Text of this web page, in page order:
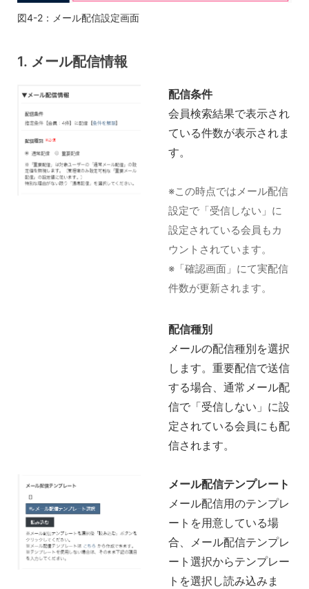
図4-2：メール配信設定画面
1. メール配信情報
配信条件
会員検索結果で表示され
ている件数が表示されま
す。
※この時点ではメール配信
設定で「受信しない」に
設定されている会員もカ
ウントされています。
※「確認画面」にて実配信
件数が更新されます。
配信種別
メールの配信種別を選択
します。重要配信で送信
する場合、通常メール配
信で「受信しない」に設
定されている会員にも配
信されます。
メール配信テンプレート
メール配信用のテンプレ
ートを用意している場
合、メール配信テンプレ
ート選択からテンプレー
トを選択し読み込みま